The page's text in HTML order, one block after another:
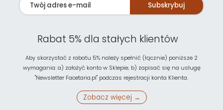
Subskrybuj
Rabat 5% dla stałych klientów
Aby skorzystać z rabatu 5% należy spełnić (łącznie) poniższe 2
wymagania: a) założyć konto w Sklepie; b) zapisać się na usługę
"Newsletter Facetaria.pl" podczas rejestracji konta Klienta.
Zobacz więcej →